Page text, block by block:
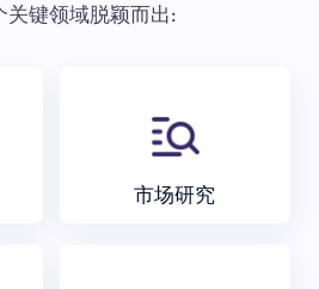
关键领域脱颖而出:
市场研究